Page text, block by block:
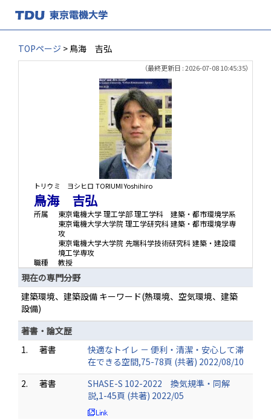
TOPページ > 鳥海 吉弘
（最終更新日 : 2026-07-08 10:45:35）
トリウミ ヨシヒロ TORIUMI Yoshihiro
鳥海 吉弘
所属
東京電機大学 理工学部 理工学科 建築・都市環境学系
東京電機大学大学院 理工学研究科 建築・都市環境学専
攻
東京電機大学大学院 先端科学技術研究科 建築・建設環
境工学専攻
職種
教授
現在の専門分野
建築環境、建築設備 キーワード(熱環境、空気環境、建築
設備)
著書・論文歴
1.
著書
快適なトイレ － 便利・清潔・安心して滞
在できる空間,75-78頁 (共著) 2022/08/10
2.
著書
SHASE-S 102-2022 換気規準・同解
説,1-45頁 (共著) 2022/05